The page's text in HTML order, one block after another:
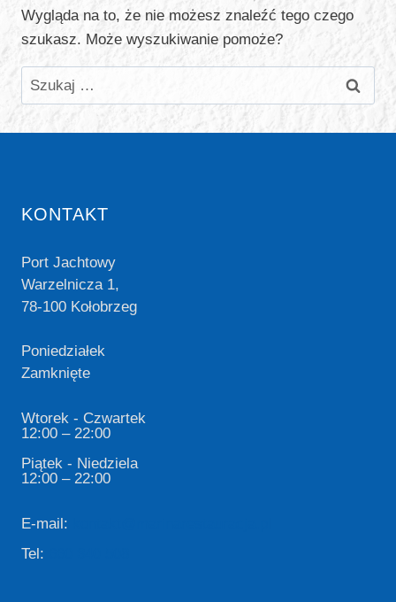
Wygląda na to, że nie możesz znaleźć tego czego
szukasz. Może wyszukiwanie pomoże?
Szukaj:
KONTAKT
Port Jachtowy
Warzelnicza 1,
78-100 Kołobrzeg
Poniedziałek
Zamknięte
Wtorek - Czwartek
12:00 – 22:00
Piątek - Niedziela
12:00 – 22:00
E-mail:
Tel: